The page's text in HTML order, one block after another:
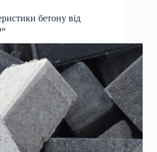
бетону від